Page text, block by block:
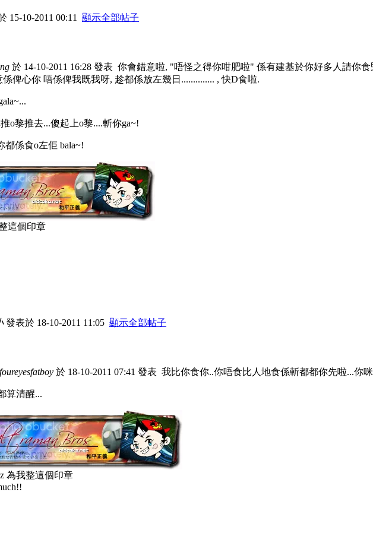
15-10-2011 00:11 顯示全部帖子
於 14-10-2011 16:28 發表 你會錯意啦, "唔怪之得你咁肥啦" 係有建基於你好多人請你
俾心你 唔係俾我既我呀, 趁都係放左幾日.............. , 快D食啦.
o黎推去...傻起上o黎....斬你ga~!
都係食o左佢 bala~!
這個印章
發表於 18-10-2011 11:05 顯示全部帖子
foureyesfatboy 於 18-10-2011 07:41 發表 我比你食你..你唔食比人地食係斬都都你先啦...你
算清醒...
為我整這個印章